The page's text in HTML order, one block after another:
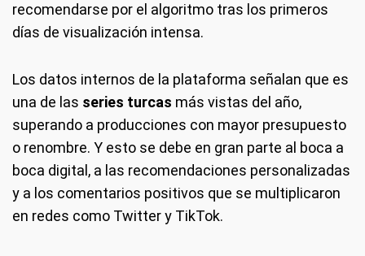
recomendarse por el algoritmo tras los primeros
días de visualización intensa.
Los datos internos de la plataforma señalan que es
una de las series turcas más vistas del año,
superando a producciones con mayor presupuesto
o renombre. Y esto se debe en gran parte al boca a
boca digital, a las recomendaciones personalizadas
y a los comentarios positivos que se multiplicaron
en redes como Twitter y TikTok.